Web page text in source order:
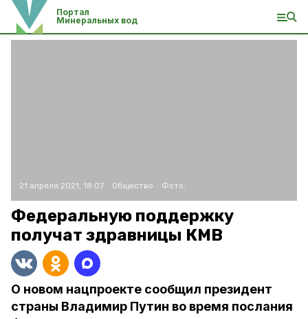
Портал
Минеральных вод
21 апреля 2021, 18:07 Общество Фото:
Федеральную поддержку
получат здравницы КМВ
О новом нацпроекте сообщил президент
страны Владимир Путин во время послания